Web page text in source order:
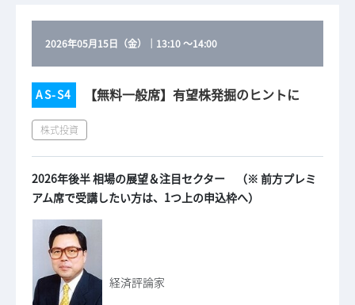
2026年05月15日（金） ｜ 13:10～14:00
AS-S4 【無料一般席】有望株発掘のヒントに
株式投資
2026年後半 相場の展望＆注目セクター （※ 前方プレミ
アム席で受講したい方は、1つ上の申込枠へ）
経済評論家